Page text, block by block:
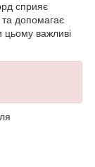
сприяє
допомагає
цьому важливі